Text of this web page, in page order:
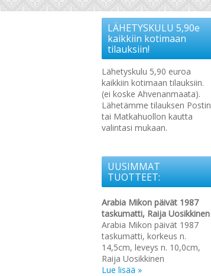
LÄHETYSKULU 5,90e
kaikkiin kotimaan
tilauksiin!
Lähetyskulu 5,90 euroa
kaikkiin kotimaan tilauksiin.
(ei koske Ahvenanmaata).
Lähetämme tilauksen Postin
tai Matkahuollon kautta
valintasi mukaan.
UUSIMMAT
TUOTTEET:
Arabia Mikon päivät 1987
taskumatti, Raija Uosikkinen
Arabia Mikon päivät 1987
taskumatti, korkeus n.
14,5cm, leveys n. 10,0cm,
Raija Uosikkinen
Lue lisää »